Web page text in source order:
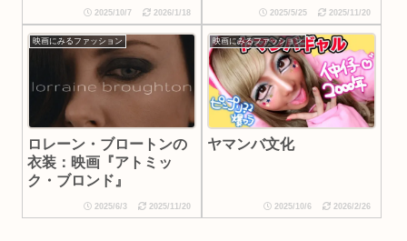
2025/10/7 2026/1/18 2025/5/25 2025/11/20
映画にみるファッション
ロレーン・ブロートンの
衣装：映画『アトミッ
ク・ブロンド』
2025/6/3 2025/11/20
映画にみるファッション
ヤマンバ文化
2025/10/6 2026/2/26